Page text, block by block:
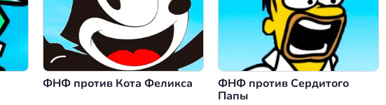
ФНФ против Кота Феликса
ФНФ против Сердитого
Папы